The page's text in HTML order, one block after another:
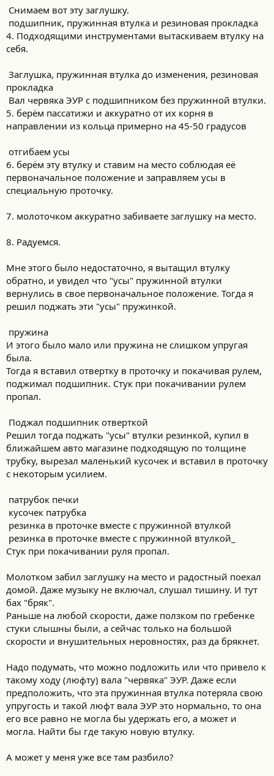
Снимаем вот эту заглушку.
подшипник, пружинная втулка и резиновая прокладка
4. Подходящими инструментами вытаскиваем втулку на
себя.
Заглушка, пружинная втулка до изменения, резиновая
прокладка
Вал червяка ЭУР с подшипником без пружинной втулки.
5. берём пассатижи и аккуратно от их корня в
направлении из кольца примерно на 45-50 градусов
отгибаем усы
6. берём эту втулку и ставим на место соблюдая её
первоначальное положение и заправляем усы в
специальную проточку.
7. молоточком аккуратно забиваете заглушку на место.
8. Радуемся.
Мне этого было недостаточно, я вытащил втулку
обратно, и увидел что "усы" пружинной втулки
вернулись в свое первоначальное положение. Тогда я
решил поджать эти "усы" пружинкой.
пружина
И этого было мало или пружина не слишком упругая
была.
Тогда я вставил отвертку в проточку и покачивая рулем,
поджимал подшипник. Стук при покачивании рулем
пропал.
Поджал подшипник отверткой
Решил тогда поджать "усы" втулки резинкой, купил в
ближайшем авто магазине подходящую по толщине
трубку, вырезал маленький кусочек и вставил в проточку
с некоторым усилием.
патрубок печки
кусочек патрубка
резинка в проточке вместе с пружинной втулкой
резинка в проточке вместе с пружинной втулкой_
Стук при покачивании руля пропал.
Молотком забил заглушку на место и радостный поехал
домой. Даже музыку не включал, слушал тишину. И тут
бах "бряк".
Раньше на любой скорости, даже ползком по гребенке
стуки слышны были, а сейчас только на большой
скорости и внушительных неровностях, раз да брякнет.
Надо подумать, что можно подложить или что привело к
такому ходу (люфту) вала "червяка" ЭУР. Даже если
предположить, что эта пружинная втулка потеряла свою
упругость и такой люфт вала ЭУР это нормально, то она
его все равно не могла бы удержать его, а может и
могла. Найти бы где такую новую втулку.
А может у меня уже все там разбило?